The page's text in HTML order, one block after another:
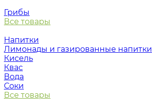
Грибы
Все товары
Напитки
Лимонады и газированные напитки
Кисель
Квас
Вода
Соки
Все товары